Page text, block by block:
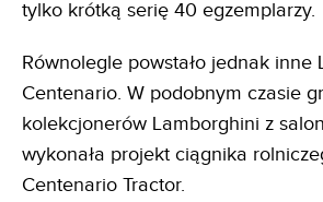
tylko krótką serię 40 egzemplarzy.
Równolegle powstało jednak inne
Centenario. W podobnym czasie
kolekcjonerów Lamborghini z
wykonała projekt ciągnika
Centenario Tractor.